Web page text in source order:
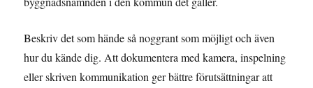
Beskriv det som hände så noggrant som möjligt och även
hur du kände dig. Att dokumentera med kamera, inspelning
eller skriven kommunikation ger bättre förutsättningar att